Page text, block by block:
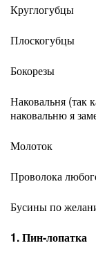
Круглогубцы
Плоскогубцы
Бокорезы
Наковальня (так
наковальню я
Молоток
Проволока
Бусины по
1. Пин-лопатка